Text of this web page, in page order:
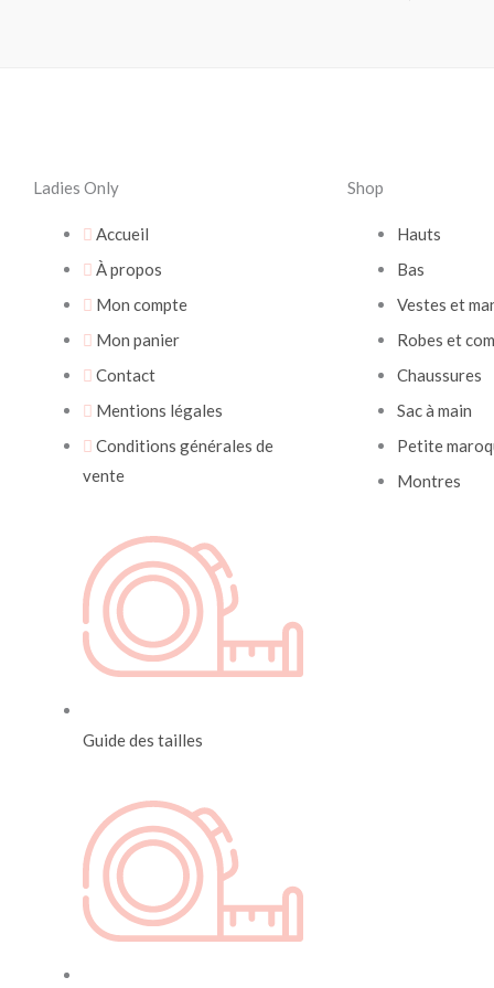
Ladies Only
Accueil
À propos
Mon compte
Mon panier
Contact
Mentions légales
Conditions générales de
vente
Guide des tailles
Shop
Hauts
Bas
Vestes et
Robes et
Chaussures
Sac à main
Petite
Montres